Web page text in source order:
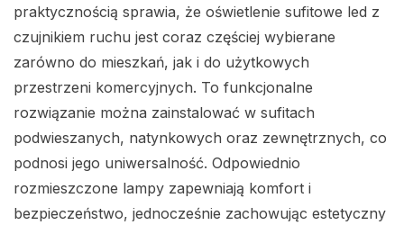
praktycznością sprawia, że oświetlenie sufitowe led z
czujnikiem ruchu jest coraz częściej wybierane
zarówno do mieszkań, jak i do użytkowych
przestrzeni komercyjnych. To funkcjonalne
rozwiązanie można zainstalować w sufitach
podwieszanych, natynkowych oraz zewnętrznych, co
podnosi jego uniwersalność. Odpowiednio
rozmieszczone lampy zapewniają komfort i
bezpieczeństwo, jednocześnie zachowując estetyczny